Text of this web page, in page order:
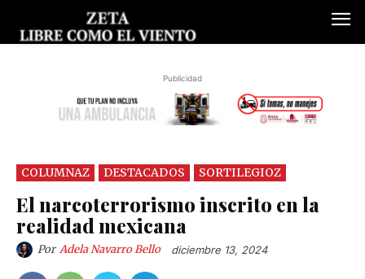
Publicidad
COLUMNAZ DESTACADOS SORTILEGIOZ
El narcoterrorismo inscrito en la
realidad mexicana
Por Adela Navarro Bello diciembre 13, 2024